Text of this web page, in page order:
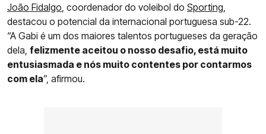
João Fidalgo , coordenador do voleibol do Sporting
destacou o potencial da internacional portuguesa sub-22.
“A Gabi é um dos maiores talentos portugueses da geração
dela, felizmente aceitou o nosso desafio, está muito
entusiasmada e nós muito contentes por contarmos
com ela”, afirmou.